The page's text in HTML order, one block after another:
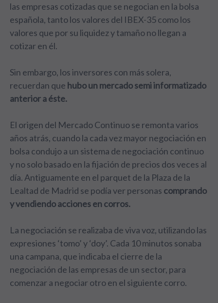
las empresas cotizadas que se negocian en la bolsa
española, tanto los valores del IBEX-35 como los
valores que por su liquidez y tamaño no llegan a
cotizar en él.
Sin embargo, los inversores con más solera,
recuerdan que hubo un mercado semi informatizado
anterior a éste.
El origen del Mercado Continuo se remonta varios
años atrás, cuando la cada vez mayor negociación en
bolsa condujo a un sistema de negociación continuo
y no solo basado en la fijación de precios dos veces al
día. Antiguamente en el parquet de la Plaza de la
Lealtad de Madrid se podía ver personas comprando
y vendiendo acciones en corros.
La negociación se realizaba de viva voz, utilizando las
expresiones ‘tomo’ y ‘doy’. Cada 10 minutos sonaba
una campana, que indicaba el cierre de la
negociación de las empresas de un sector, para
comenzar a negociar otro en el siguiente corro.